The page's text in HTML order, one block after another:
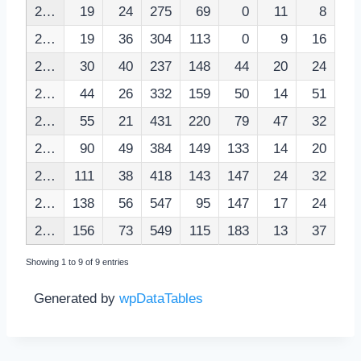
2,011 19 24 275 69 0 11
8
2,012
19 36 304 113 0 9
16
2,013
30 40 237 148 44 20
24
2,014
44 26 332 159 50 14
51
2,015
55 21 431 220 79 47
32
2,016
90 49 384 149 133 14
20
2,017
111 38 418 143 147 24
32
2,018
138 56 547 95 147 17
24
2,019
156 73 549 115 183 13 37
Showing 1 to 9 of 9 entries
Generated by wpDataTables